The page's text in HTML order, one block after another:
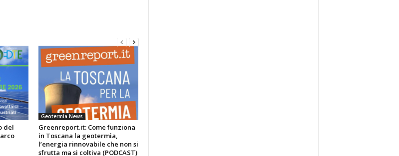
del
Geotermia News
Greenreport.it: Come funziona
in Toscana la geotermia,
l’energia rinnovabile che non si
sfrutta ma si coltiva (PODCAST)